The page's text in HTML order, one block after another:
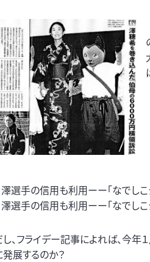
）澤選手の信用も利用ーー「なで
）澤選手の信用も利用ーー「なでし
、フライデー記事によれば、今年
展するのか？